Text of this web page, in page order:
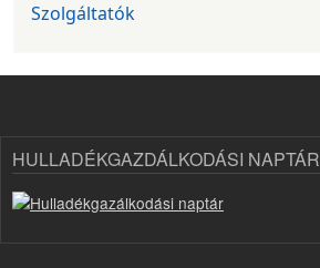
Szolgáltatók
HULLADÉKGAZDÁLKODÁSI NAPTÁR